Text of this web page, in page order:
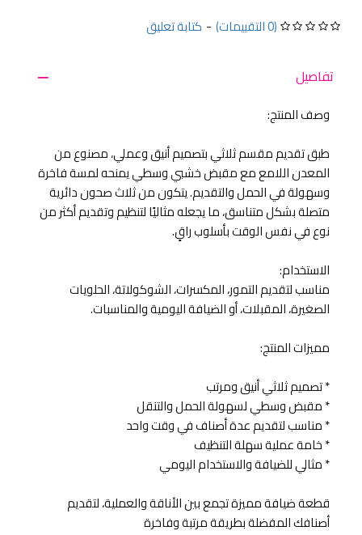
(0 التقييمات) - كتابة تعليق
تفاصيل
وصف المنتج:
طبق تقديم مقسم ثلاثي بتصميم أنيق وعملي، مصنوع من
المعدن اللامع مع مقبض خشبي وسطي يمنحه لمسة فاخرة
وسهولة في الحمل والتقديم. يتكون من ثلاث صحون دائرية
متصلة بشكل متناسق، ما يجعله مثاليًا لتنظيم وتقديم أكثر من
نوع في نفس الوقت بأسلوب راقٍ.
الاستخدام:
مناسب لتقديم التمور، المكسرات، الشوكولاتة، الحلويات
الصغيرة، المقبلات، أو الضيافة اليومية والمناسبات.
مميزات المنتج:
* تصميم ثلاثي أنيق ومرتب
* مقبض وسطي لسهولة الحمل والتنقل
* مناسب لتقديم عدة أصناف في وقت واحد
* خامة عملية سهلة التنظيف
* مثالي للضيافة والاستخدام اليومي
قطعة ضيافة مميزة تجمع بين الأناقة والعملية، لتقديم
أصنافك المفضلة بطريقة مرتبة وفاخرة